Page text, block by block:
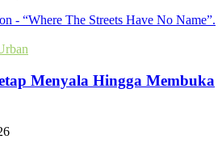
Menyala Hingga Membuka